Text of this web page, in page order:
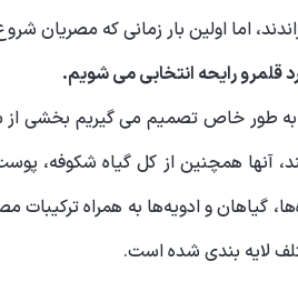
اما اولین بار زمانی که مصریان
قلمرو رایحه انتخابی می شویم.
طور خاص تصمیم می گیریم بخشی از
آنها همچنین از کل گیاه شکوفه،
گیاهان و ادویه‌ها به همراه ترکیبات
لایه بندی شده است.